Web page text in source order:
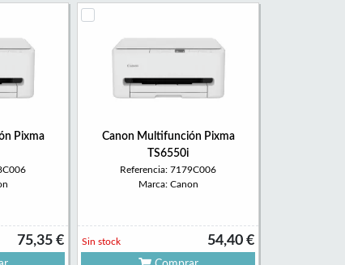
Pixma
75,35 €
Canon Multifunción Pixma
TS6550i
Referencia: 7179C006
Marca: Canon
54,40 €
Sin stock